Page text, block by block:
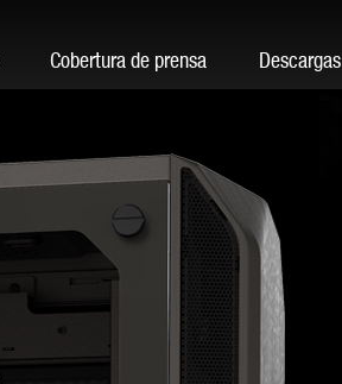
Cobertura de prensa Descargas